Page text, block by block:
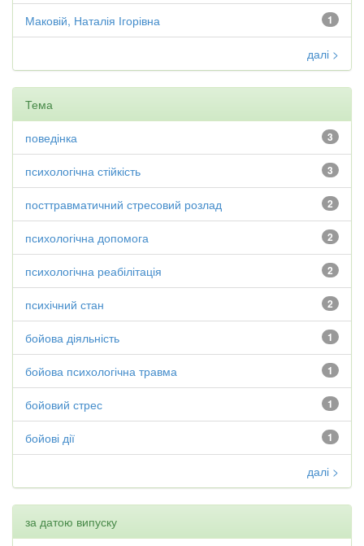
1
Маковій, Наталія Ігорівна
далі >
Тема
3
поведінка
3
психологічна стійкість
2
посттравматичний стресовий розлад
2
психологічна допомога
2
психологічна реабілітація
2
психічний стан
1
бойова діяльність
1
бойова психологічна травма
1
бойовий стрес
1
бойові дії
далі >
за датою випуску